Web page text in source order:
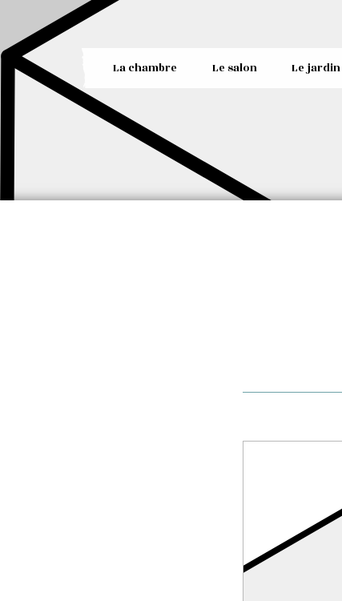
La chambre Le salon Le jardin